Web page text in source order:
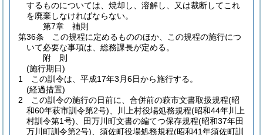
するものについては、焼却し、溶解し、又は裁断してこれ
を廃棄しなければならない。
第7章
補則
第36条
この規程に定めるもののほか、この規程の施行につ
いて必要な事項は、総務課長が定める。
附 則
(施行期日)
1
この訓令は、平成17年3月6日から施行する。
(経過措置)
2
この訓令の施行の日前に、合併前の萩市文書取扱規程(昭
和60年萩市訓令第2号) 、川上村役場処務規程(昭和44年川上
村訓令第1号) 、田万川町文書の編てつ保存規程(昭和37年田
万川町訓令第2号) 、須佐町役場処務規程(昭和41年須佐町訓